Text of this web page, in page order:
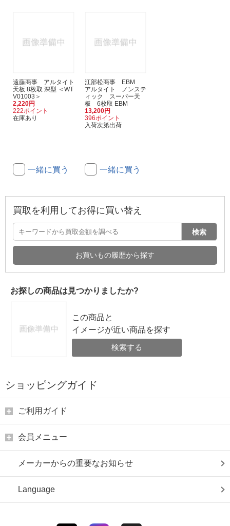
遠藤商事 アルタイト
天板 8枚取 深型 ＜WT
V01003＞
2,220円
222ポイント
在庫あり
一緒に買う
江部松商事 EBM
アルタイト ノンステ
ィック スーパー天
板 6枚取 EBM
13,200円
396ポイント
入荷次第出荷
一緒に買う
買取を利用してお得に買い替え
検索
お買いもの履歴から探す
お探しの商品は見つかりましたか?
この商品と
イメージが近い商品を探す
検索する
ショッピングガイド
ご利用ガイド
会員メニュー
メーカーからの重要なお知らせ
Language